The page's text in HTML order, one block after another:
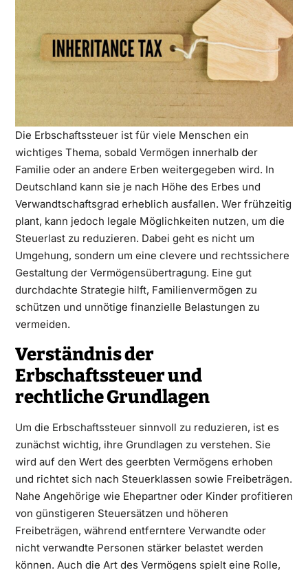
Die Erbschaftssteuer ist für viele Menschen ein
wichtiges Thema, sobald Vermögen innerhalb der
Familie oder an andere Erben weitergegeben wird. In
Deutschland kann sie je nach Höhe des Erbes und
Verwandtschaftsgrad erheblich ausfallen. Wer frühzeitig
plant, kann jedoch legale Möglichkeiten nutzen, um die
Steuerlast zu reduzieren. Dabei geht es nicht um
Umgehung, sondern um eine clevere und rechtssichere
Gestaltung der Vermögensübertragung. Eine gut
durchdachte Strategie hilft, Familienvermögen zu
schützen und unnötige finanzielle Belastungen zu
vermeiden.
Verständnis der
Erbschaftssteuer und
rechtliche Grundlagen
Um die Erbschaftssteuersinnvoll zu reduzieren, ist es
zunächst wichtig, ihre Grundlagen zu verstehen. Sie
wird auf den Wert des geerbten Vermögens erhoben
und richtet sich nach Steuerklassen sowie Freibeträgen.
Nahe Angehörige wie Ehepartner oder Kinder profitieren
von günstigeren Steuersätzen und höheren
Freibeträgen, während entferntere Verwandte oder
nicht verwandte Personen stärker belastet werden
können. Auch die Art des Vermögens spielt eine Rolle,